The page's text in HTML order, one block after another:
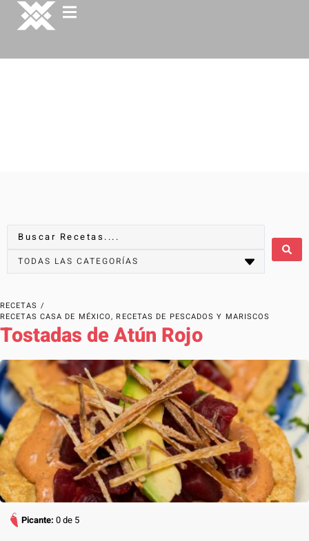
RECETAS /
RECETAS CASA DE MÉXICO, RECETAS DE PESCADOS Y MARISCOS
Tostadas de Atún Rojo
Picante: 0 de 5